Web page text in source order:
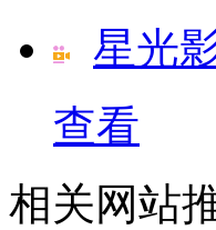
星光
查看
相关网站